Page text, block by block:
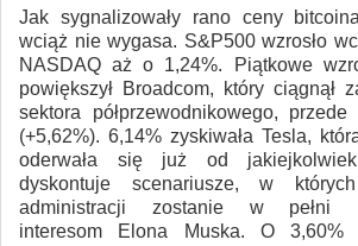
Jak sygnalizowały rano ceny
wciąż nie wygasa. S&P500 wzrosło
NASDAQ aż o 1,24%. Piątkowe
powiększył Broadcom, który ciągnął
sektora półprzewodnikowego,
(+5,62%). 6,14% zyskiwała Tesla,
oderwała się już od
dyskontuje scenariusze, w
administracji zostanie w pełni
interesom Elona Muska. O 3,60%